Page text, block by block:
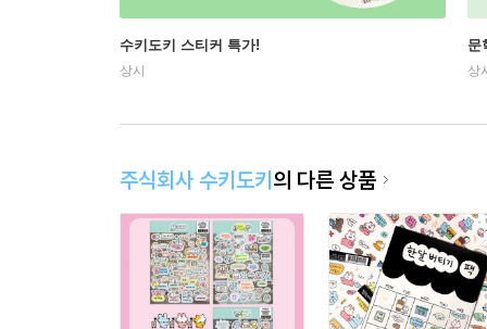
수키도키 스티커 특가!
상시
문
상
주식회사 수키도키의 다른 상품